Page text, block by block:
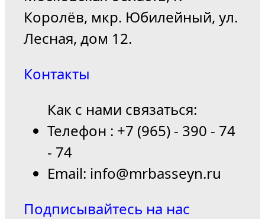
Королёв, мкр. Юбилейный, ул.
Лесная, дом 12.
Контакты
Как с нами связаться:
Телефон : +7 (965) - 390 - 74
- 74
Email: info@mrbasseyn.ru
Подписывайтесь на нас